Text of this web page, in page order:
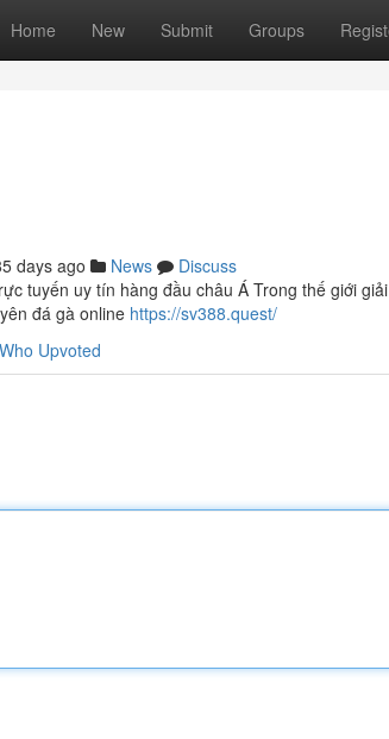
Home New Submit Groups
days ago News
Discuss
tuyến uy tín hàng đầu châu Á Trong thế giới
đá gà online https://sv388.quest/
Who Upvoted